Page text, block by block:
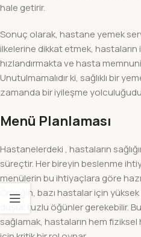
hale getirir.
Sonuç olarak, hastane yemek
ilkelerine dikkat etmek,
hızlandırmakta ve hasta
Unutulmamalıdır ki, sağlıklı bir
zamanda bir iyileşme
Menü Planlaması
Hastanelerdeki , hastaların
süreçtir. Her bireyin beslenme
menülerin bu ihtiyaçlara göre
Örneğin, bazı hastalar için
düşük tuzlu öğünler gerekebilir.
sağlamak, hastaların hem